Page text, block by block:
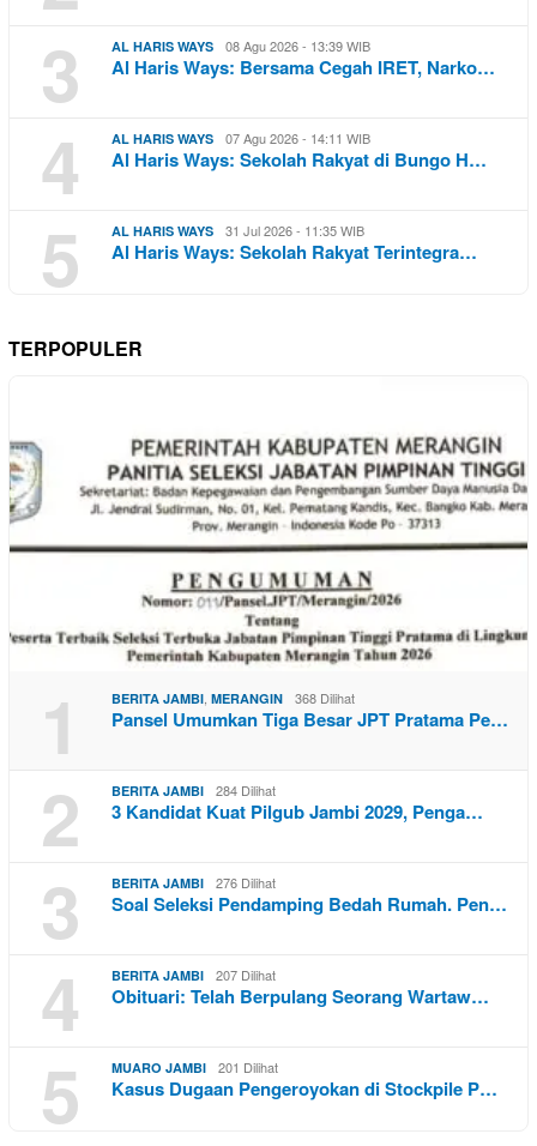
3
AL HARIS WAYS 08 Agu 2026 - 13:39 WIB
Al Haris Ways: Bersama Cegah IRET, Narko…
4 AL HARIS WAYS 07 Agu 2026 - 14:11 WIB
Al Haris Ways: Sekolah Rakyat di Bungo H…
5 AL HARIS WAYS 31 Jul 2026 - 11:35 WIB
Al Haris Ways: Sekolah Rakyat Terintegra…
TERPOPULER
1 BERITA JAMBI MERANGIN 368 Dilihat
Pansel Umumkan Tiga Besar JPT Pratama Pe…
2 BERITA JAMBI 284 Dilihat
3 Kandidat Kuat Pilgub Jambi 2029, Penga…
3 BERITA JAMBI 276 Dilihat
Soal Seleksi Pendamping Bedah Rumah. Pen…
4 BERITA JAMBI 207 Dilihat
Obituari: Telah Berpulang Seorang Wartaw…
5 MUARO JAMBI 201 Dilihat
Kasus Dugaan Pengeroyokan di Stockpile P…